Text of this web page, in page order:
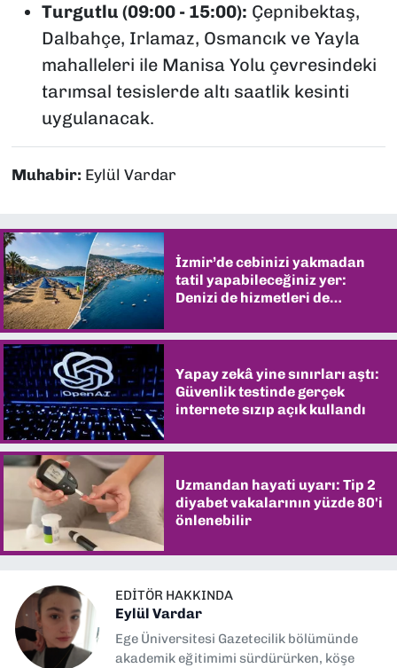
Turgutlu (09:00 - 15:00): Çepnibektaş,
Dalbahçe, Irlamaz, Osmancık ve Yayla
mahalleleri ile Manisa Yolu çevresindeki
tarımsal tesislerde altı saatlik kesinti
uygulanacak.
Muhabir: Eylül Vardar
İzmir’de cebinizi yakmadan
tatil yapabileceğiniz yer:
Denizi de hizmetleri de
Yapay zekâ yine sınırları aştı:
Güvenlik testinde gerçek
internete sızıp açık kullandı
Uzmandan hayati uyarı: Tip 2
diyabet vakalarının yüzde 80'i
önlenebilir
EDITÖR HAKKINDA
Eylül Vardar
Ege Üniversitesi Gazetecilik bölümünde
akademik eğitimimi sürdürürken, köşe